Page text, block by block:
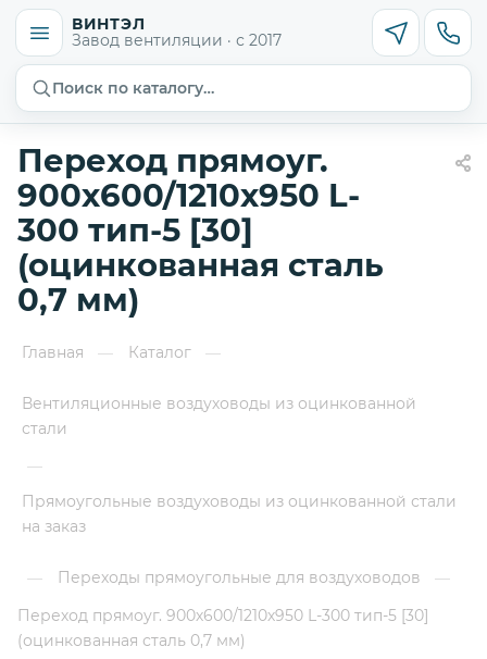
ВИНТЭЛ
Завод вентиляции · с 2017
Поиск по каталогу…
Переход прямоуг.
900х600/1210х950 L-
300 тип-5 [30]
(оцинкованная сталь
0,7 мм)
Главная — Каталог —
Вентиляционные воздуховоды из оцинкованной
стали
—
Прямоугольные воздуховоды из оцинкованной стали
на заказ
— Переходы прямоугольные для воздуховодов
—
Переход прямоуг. 900х600/1210х950 L-300 тип-5 [30]
(оцинкованная сталь 0,7 мм)